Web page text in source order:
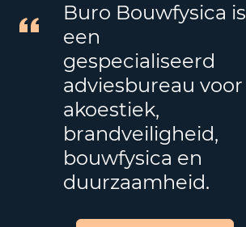
Buro Bouwfysica is
een
gespecialiseerd
adviesbureau voor
akoestiek,
brandveiligheid,
bouwfysica en
duurzaamheid.